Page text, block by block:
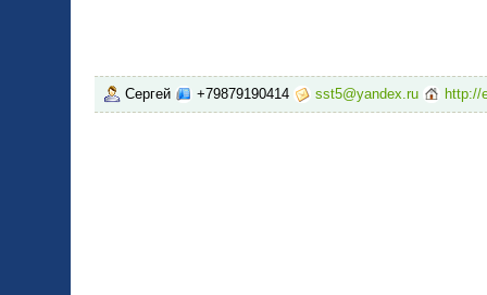
Сергей +79879190414 sst5@yandex.ru http://